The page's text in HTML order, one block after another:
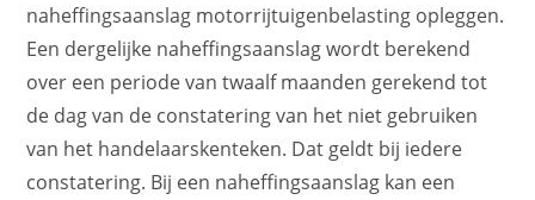
naheffingsaanslag motorrijtuigenbelasting opleggen.
Een dergelijke naheffingsaanslag wordt berekend
over een periode van twaalf maanden gerekend tot
de dag van de constatering van het niet gebruiken
van het handelaarskenteken. Dat geldt bij iedere
constatering. Bij een naheffingsaanslag kan een